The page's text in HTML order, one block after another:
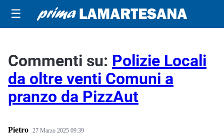
☰
Commenti su: Polizie Locali
da oltre venti Comuni a
pranzo da PizzAut
Pietro 27 Marzo 2025 09:39